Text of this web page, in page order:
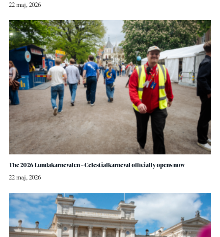
22 maj, 2026
The 2026 Lundakarnevalen – Celestialkarneval officially opens now
22 maj, 2026